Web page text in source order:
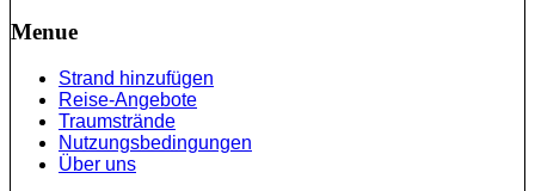
Menue
Strand hinzufügen
Reise-Angebote
Traumstrände
Nutzungsbedingungen
Über uns